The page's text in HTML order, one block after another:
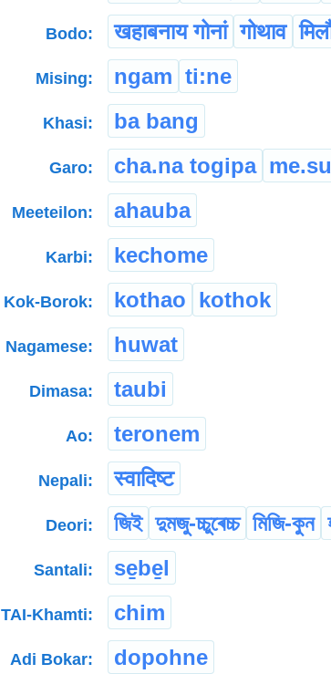
Bodo: खहाबनाय गोनां गोथाव
Mising: ngam ti:ne
Khasi: ba bang
Garo: cha.na togipa
Meeteilon: ahauba
Karbi: kechome
Kok-Borok: kothao kothok
Nagamese: huwat
Dimasa: taubi
Ao: teronem
Nepali: स्वादिष्ट
Deori: জিই দুমজু-চ্চুৰেচ্চ মিজি-কুন
Santali: se̱be̱l
TAI-Khamti: chim
Adi Bokar: dopohne